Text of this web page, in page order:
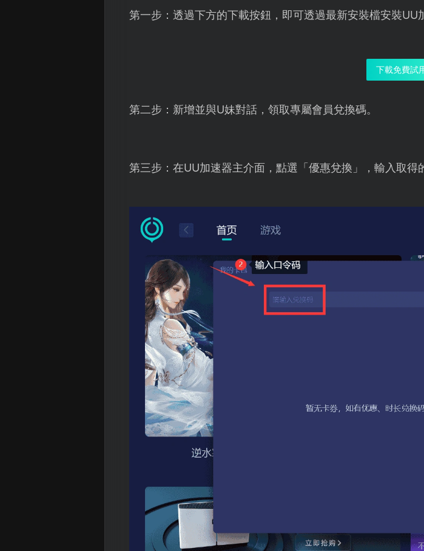
第一步：透過下方的下載按鈕，即可透過最新安裝檔安裝UU
下載免費試
第二步：新增並與U妹對話，領取專屬會員兌換碼。
第三步：在UU加速器主介面，點選「優惠兌換」，輸入取得